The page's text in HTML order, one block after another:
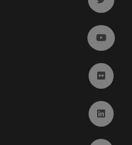
Ir a
Ir a
Ir a